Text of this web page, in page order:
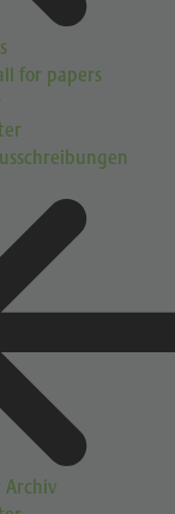
for papers
Archiv